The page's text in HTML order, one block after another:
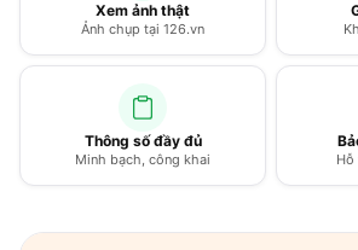
Xem ảnh thật
Ảnh chụp tại 126.vn
Thông số đầy đủ
Minh bạch, công khai